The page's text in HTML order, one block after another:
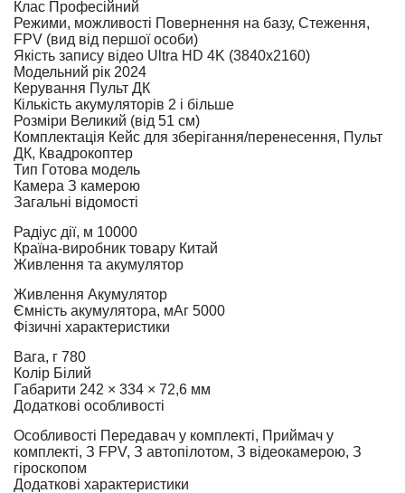
Клас Професійний
Режими, можливості Повернення на базу, Стеження,
FPV (вид від першої особи)
Якість запису відео Ultra HD 4K (3840x2160)
Модельний рік 2024
Керування Пульт ДК
Кількість акумуляторів 2 і більше
Розміри Великий (від 51 см)
Комплектація Кейс для зберігання/перенесення, Пульт
ДК, Квадрокоптер
Тип Готова модель
Камера З камерою
Загальні відомості
Радіус дії, м 10000
Країна-виробник товару Китай
Живлення та акумулятор
Живлення Акумулятор
Ємність акумулятора, мАг 5000
Фізичні характеристики
Вага, г 780
Колір Білий
Габарити 242 × 334 × 72,6 мм
Додаткові особливості
Особливості Передавач у комплекті, Приймач у
комплекті, З FPV, З автопілотом, З відеокамерою, З
гіроскопом
Додаткові характеристики